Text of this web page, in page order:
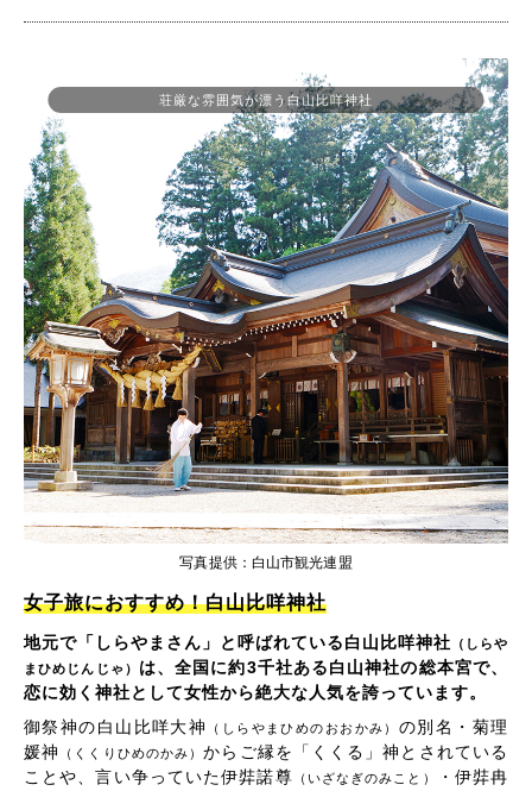
女子旅におすすめ！白山比咩神社
地元で「しらやまさん」と呼ばれている白山比咩神社 （しらや
まひめじんじゃ） は、全国に約3千社ある白山神社の総本宮で、
恋に効く神社として女性から絶大な人気を誇っています。
御祭神の白山比咩大神
（しらやまひめのおおかみ） の別名・菊理
媛神
（くくりひめのかみ）からご縁を「くくる」神とされている
ことや、言い争っていた伊弉諾尊 （いざなぎのみこと）
・伊弉冉
荘厳な雰囲気が漂う白山比咩神社
写真提供：白山市観光連盟